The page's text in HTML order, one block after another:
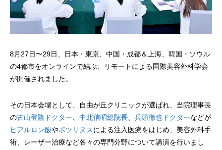
8月27日〜29日、日本・東京、中国・成都＆上海、韓国・ソウル
の4都市をオンラインで結ぶ、リモートによる国際美容外科学会
が開催されました。
その日本会場として、自由が丘クリニックが選ばれ、当院理事長
の古山登隆ドクター 中北信昭総院長 兵頭徹也ドクターなどが
ヒアルロン酸やボツリヌスによる注入医療をはじめ、美容外科手
術、レーザー治療など各々の専門分野について講演を行いまし